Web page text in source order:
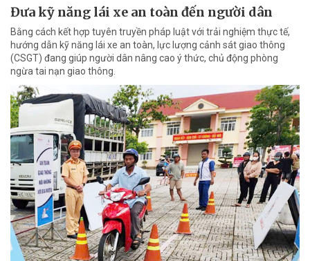
Đưa kỹ năng lái xe an toàn đến người dân
Bằng cách kết hợp tuyên truyền pháp luật với trải nghiệm thực tế,
hướng dẫn kỹ năng lái xe an toàn, lực lượng cảnh sát giao thông
(CSGT) đang giúp người dân nâng cao ý thức, chủ động phòng
ngừa tai nạn giao thông.